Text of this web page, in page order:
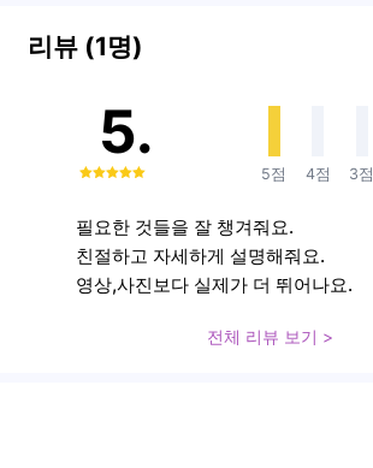
리뷰 (1명)
5.
0
5점 4점 3점
필요한 것들을 잘 챙겨줘요.
친절하고 자세하게 설명해줘요.
영상,사진보다 실제가 더 뛰어나요.
전체 리뷰 보기 >